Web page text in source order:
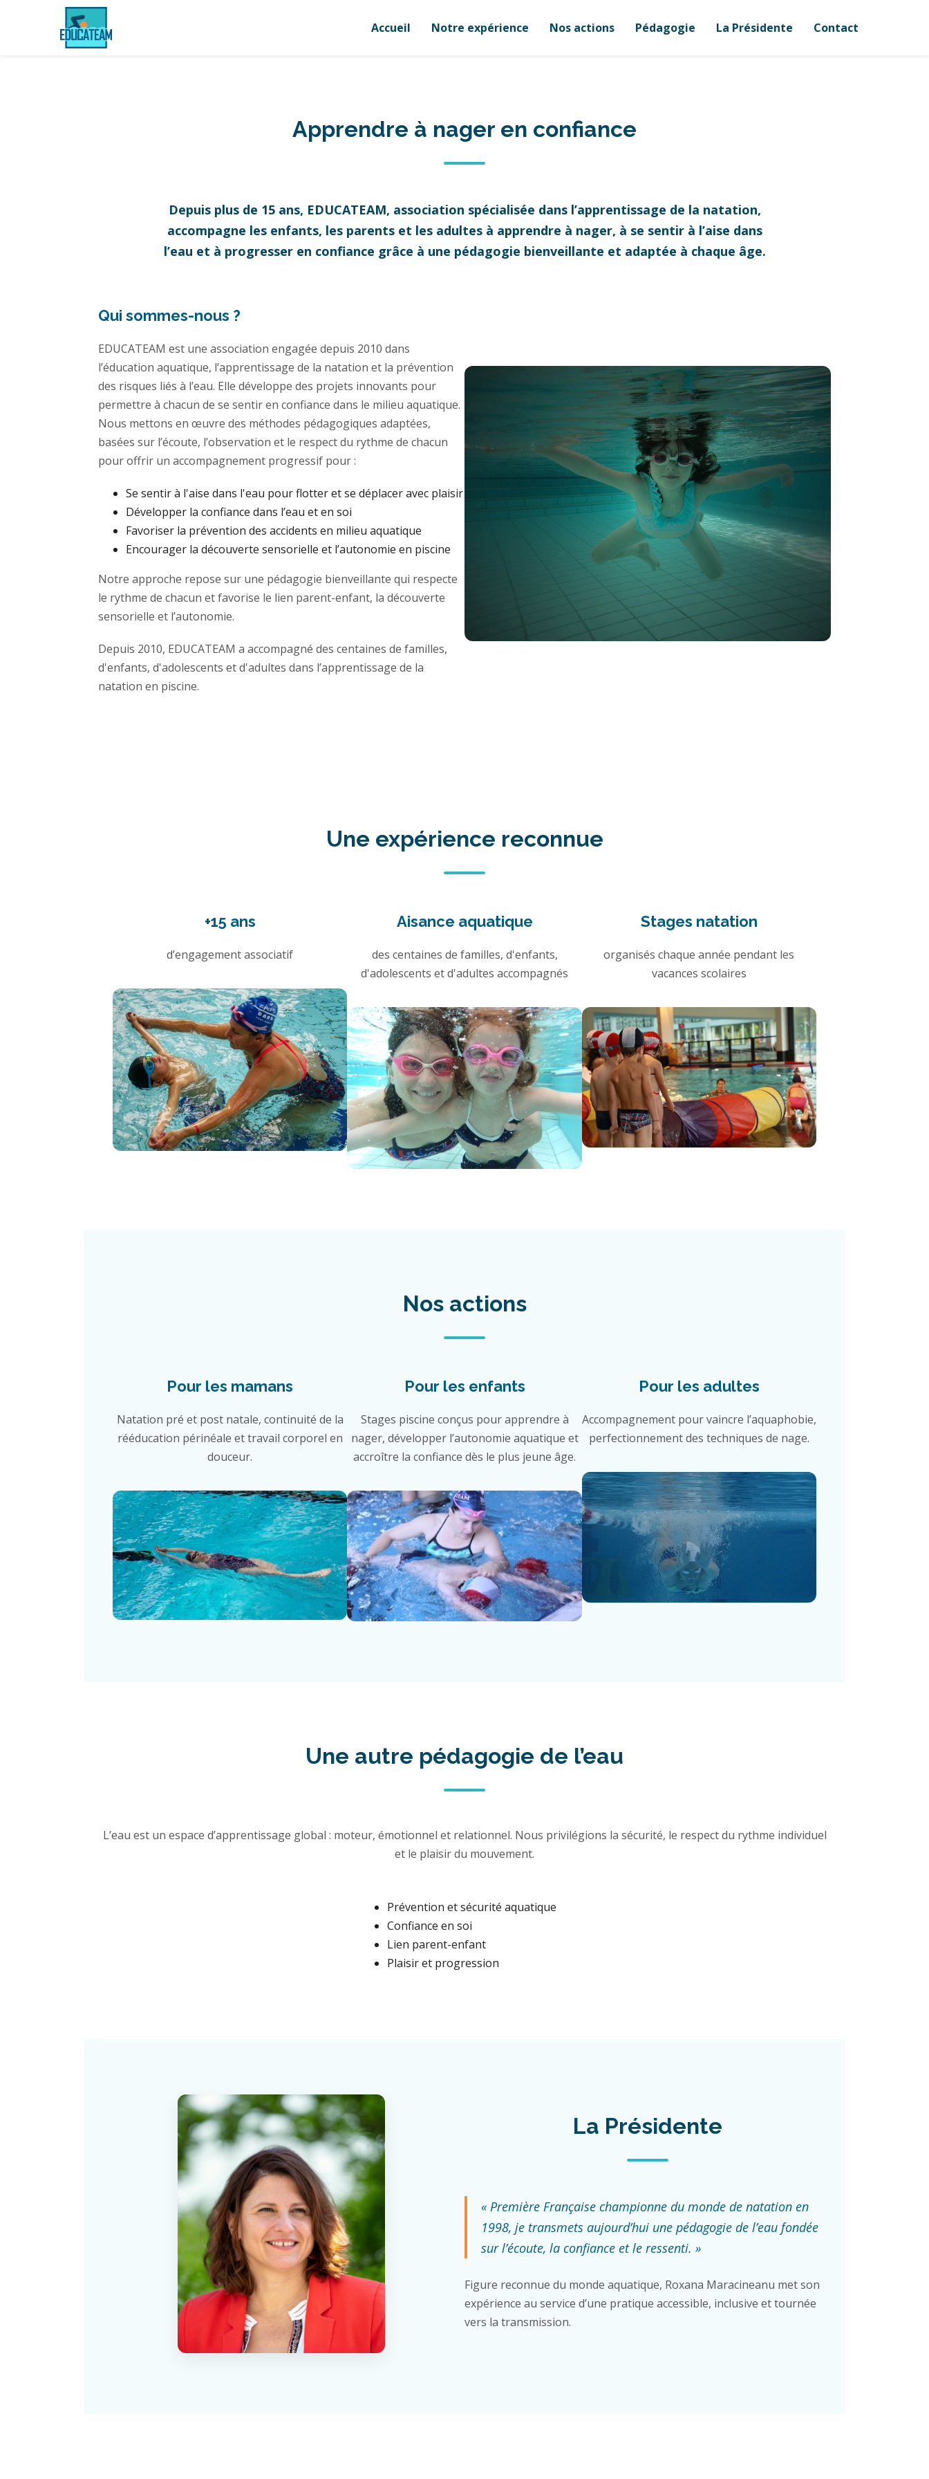
Accueil Notre expérience Nos actions Pédagogie La Présidente Contact
Apprendre à nager en confiance
Depuis plus de 15 ans, EDUCATEAM, association spécialisée dans l’apprentissage de la natation,
accompagne les enfants, les parents et les adultes à apprendre à nager, à se sentir à l’aise dans
l’eau et à progresser en confiance grâce à une pédagogie bienveillante et adaptée à chaque âge.
Qui sommes-nous ?
EDUCATEAM est une association engagée depuis 2010 dans
l’éducation aquatique, l’apprentissage de la natation et la prévention
des risques liés à l’eau. Elle développe des projets innovants pour
permettre à chacun de se sentir en confiance dans le milieu aquatique.
Nous mettons en œuvre des méthodes pédagogiques adaptées,
basées sur l’écoute, l’observation et le respect du rythme de chacun
pour offrir un accompagnement progressif pour :
Se sentir à l'aise dans l'eau pour flotter et se déplacer avec plaisir
Développer la confiance dans l’eau et en soi
Favoriser la prévention des accidents en milieu aquatique
Encourager la découverte sensorielle et l’autonomie en piscine
Notre approche repose sur une pédagogie bienveillante qui respecte
le rythme de chacun et favorise le lien parent-enfant, la découverte
sensorielle et l’autonomie.
Depuis 2010, EDUCATEAM a accompagné des centaines de familles,
d'enfants, d'adolescents et d'adultes dans l’apprentissage de la
natation en piscine.
Une expérience reconnue
+15 ans
d’engagement associatif
Aisance aquatique
des centaines de familles, d'enfants,
d'adolescents et d'adultes accompagnés
Stages natation
organisés chaque année pendant les
vacances scolaires
Nos actions
Pour les mamans
Natation pré et post natale, continuité de la
rééducation périnéale et travail corporel en
douceur.
Pour les enfants
Stages piscine conçus pour apprendre à
nager, développer l’autonomie aquatique et
accroître la confiance dès le plus jeune âge.
Pour les adultes
Accompagnement pour vaincre l’aquaphobie,
perfectionnement des techniques de nage.
Une autre pédagogie de l’eau
L’eau est un espace d’apprentissage global : moteur, émotionnel et relationnel. Nous privilégions la sécurité, le respect du rythme individuel
et le plaisir du mouvement.
Prévention et sécurité aquatique
Confiance en soi
Lien parent-enfant
Plaisir et progression
La Présidente
« Première Française championne du monde de natation en
1998, je transmets aujourd’hui une pédagogie de l’eau fondée
sur l’écoute, la confiance et le ressenti. »
Figure reconnue du monde aquatique, Roxana Maracineanu met son
expérience au service d’une pratique accessible, inclusive et tournée
vers la transmission.